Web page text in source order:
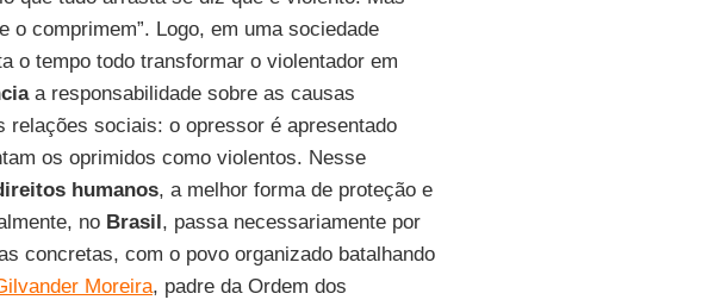
o comprimem”. Logo, em uma sociedade
o tempo todo transformar o violentador em
a responsabilidade sobre as causas
relações sociais: o opressor é apresentado
os oprimidos como violentos. Nesse
humanos, a melhor forma de proteção e
no Brasil, passa necessariamente por
concretas, com o povo organizado batalhando
Moreira, padre da Ordem dos